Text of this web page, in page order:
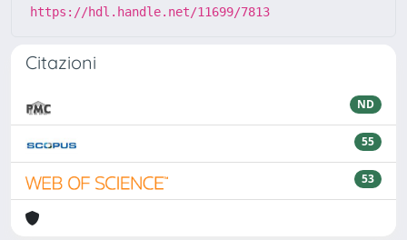
https://hdl.handle.net/11699/7813
Citazioni
ND
55
53